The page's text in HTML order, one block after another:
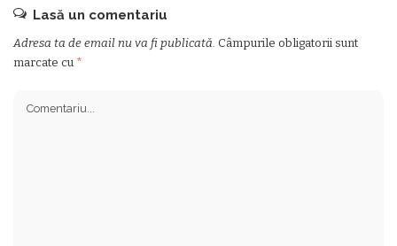
Lasă un comentariu
Adresa ta de email nu va fi publicată. Câmpurile obligatorii sunt
marcate cu *